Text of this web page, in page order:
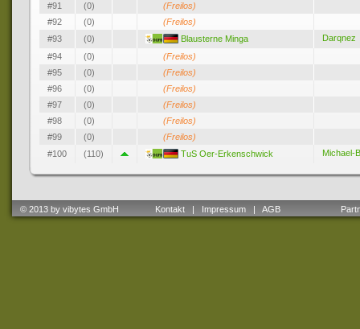
#91
(0)
(Freilos)
#92
(0)
(Freilos)
#93
(0) Blausterne Minga
Darqnez
#94
(0)
(Freilos)
#95
(0)
(Freilos)
#96
(0)
(Freilos)
#97
(0)
(Freilos)
#98
(0)
(Freilos)
#99
(0)
(Freilos)
#100
(110) TuS Oer-Erkenschwick Michael-
© 2013 by vibytes GmbH Kontakt | Impressum | AGB